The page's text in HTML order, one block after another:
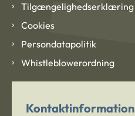
Tilgængelighedserklæring
Cookies
Persondatapolitik
Whistleblowerordning
Kontaktinformation